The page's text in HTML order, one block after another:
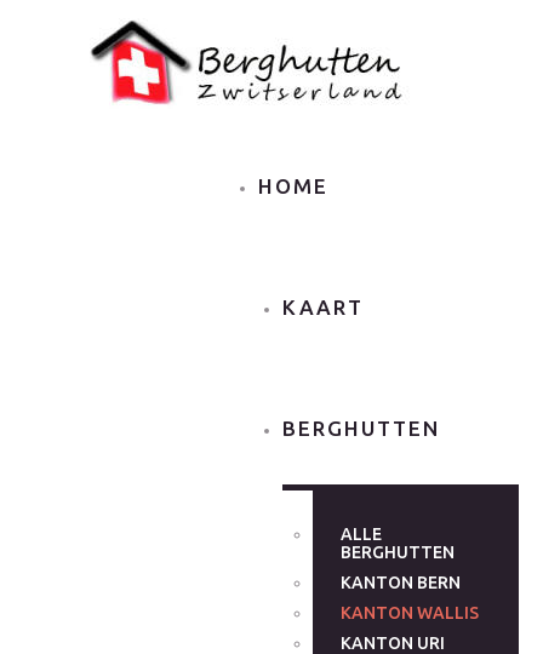
HOME
KAART
BERGHUTTEN
ALLE
BERGHUTTEN
KANTON BERN
KANTON WALLIS
KANTON URI